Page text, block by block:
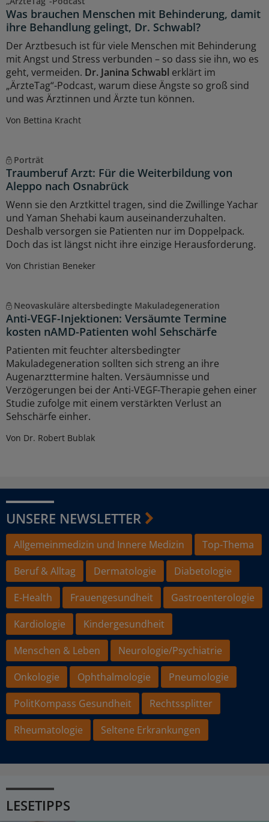
Was brauchen Menschen mit Behinderung, damit
ihre Behandlung gelingt, Dr. Schwabl?
Der Arztbesuch ist für viele Menschen mit Behinderung
mit Angst und Stress verbunden – so dass sie ihn, wo es
geht, vermeiden. Dr. Janina Schwabl erklärt im
„ÄrzteTag“-Podcast, warum diese Ängste so groß sind
und was Ärztinnen und Ärzte tun können.
Von Bettina Kracht
Porträt
Traumberuf Arzt: Für die Weiterbildung von
Aleppo nach Osnabrück
Wenn sie den Arztkittel tragen, sind die Zwillinge Yachar
und Yaman Shehabi kaum auseinanderzuhalten.
Deshalb versorgen sie Patienten nur im Doppelpack.
Doch das ist längst nicht ihre einzige Herausforderung.
Von Christian Beneker
Neovaskuläre altersbedingte Makuladegeneration
Anti-VEGF-Injektionen: Versäumte Termine
kosten nAMD-Patienten wohl Sehschärfe
Patienten mit feuchter altersbedingter
Makuladegeneration sollten sich streng an ihre
Augenarzttermine halten. Versäumnisse und
Verzögerungen bei der Anti-VEGF-Therapie gehen einer
Studie zufolge mit einem verstärkten Verlust an
Sehschärfe einher.
Von Dr. Robert Bublak
UNSERE NEWSLETTER
Allgemeinmedizin und Innere Medizin
Top-Thema
Beruf & Alltag
Dermatologie
Diabetologie
E-Health
Frauengesundheit
Gastroenterologie
Kardiologie
Kindergesundheit
Menschen & Leben
Neurologie/Psychiatrie
Onkologie
Ophthalmologie
Pneumologie
PolitKompass Gesundheit
Rechtssplitter
Rheumatologie
Seltene Erkrankungen
LESETIPPS